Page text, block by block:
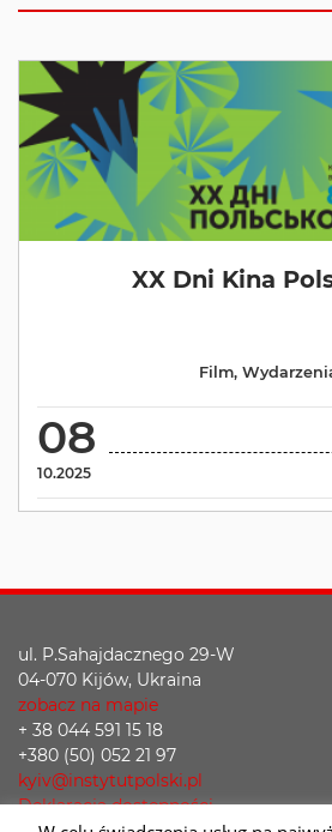
XX Dni Kina
08
10.2025
Film,
ul. P.Sahajdacznego 29-W
04-070 Kijów, Ukraina
zobacz na mapie
+ 38 044 591 15 18
+380 (50) 052 21 97
kyiv@instytutpolski.pl
Deklaracja dostępności